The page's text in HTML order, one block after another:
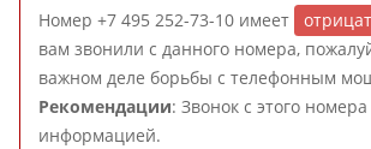
Номер +7 495 252-73-10 имеет
вам звонили с данного номера,
важном деле борьбы с телефонным
Рекомендации: Звонок с этого
информацией.